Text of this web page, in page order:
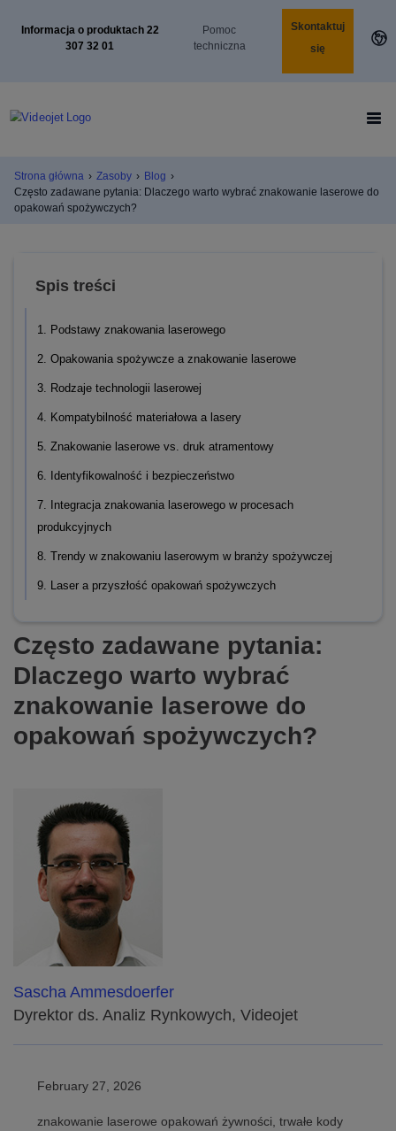
Informacja o produktach 22
307 32 01
Pomoc
techniczna
Skontaktuj
się
Strona główna › Zasoby › Blog ›
Często zadawane pytania: Dlaczego warto wybrać znakowanie laserowe do
opakowań spożywczych?
Spis treści
1. Podstawy znakowania laserowego
2. Opakowania spożywcze a znakowanie laserowe
3. Rodzaje technologii laserowej
4. Kompatybilność materiałowa a lasery
5. Znakowanie laserowe vs. druk atramentowy
6. Identyfikowalność i bezpieczeństwo
7. Integracja znakowania laserowego w procesach
produkcyjnych
8. Trendy w znakowaniu laserowym w branży spożywczej
9. Laser a przyszłość opakowań spożywczych
Często zadawane pytania:
Dlaczego warto wybrać
znakowanie laserowe do
opakowań spożywczych?
Sascha Ammesdoerfer
Dyrektor ds. Analiz Rynkowych, Videojet
February 27, 2026
znakowanie laserowe opakowań żywności, trwałe kody